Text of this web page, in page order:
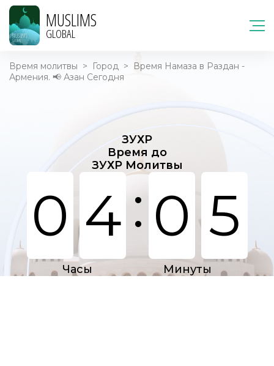
MUSLIMS
GLOBAL
Время молитвы > Город >
Время Намаза в Раздан -
Армения. 📢 Азан Сегодня
ЗУХР
Время до
ЗУХР Молитвы
0 4: 0 5
Часы Минуты